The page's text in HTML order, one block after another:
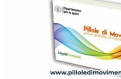
Tiziano Pesce a Radio InBlu2000